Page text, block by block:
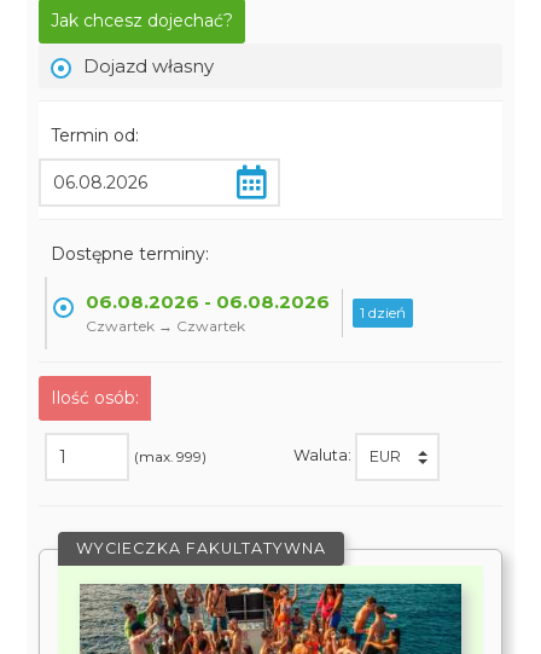
Jak chcesz dojechać?
Dojazd własny
Termin od:
Dostępne terminy:
06.08.2026 - 06.08.2026
Czwartek → Czwartek
1 dzień
Ilość osób:
(max. 999) Waluta:
WYCIECZKA FAKULTATYWNA